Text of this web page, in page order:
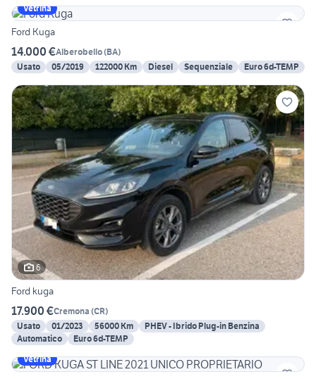
Vetrina
Ford Kuga
14.000 €Alberobello(BA)
Usato
05/2019 122000 Km Diesel Sequenziale Euro 6d-TEMP
6
Ford kuga
17.900 €Cremona (CR)
Usato
01/2023 56000 Km
PHEV - Ibrido Plug-in Benzina
Automatico
Euro 6d-TEMP
Vetrina